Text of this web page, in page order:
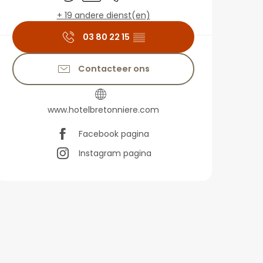
+ 19 andere dienst(en)
03 80 22 15 ▒▒
Contacteer ons
www.hotelbretonniere.com
Facebook pagina
Instagram pagina